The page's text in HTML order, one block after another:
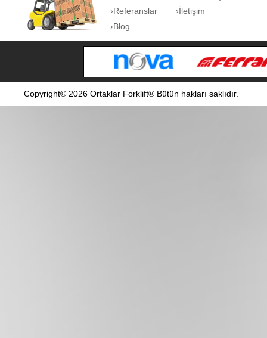
›Referanslar
›İletişim
›Blog
Copyright© 2026 Ortaklar Forklift® Bütün hakları saklıdır.